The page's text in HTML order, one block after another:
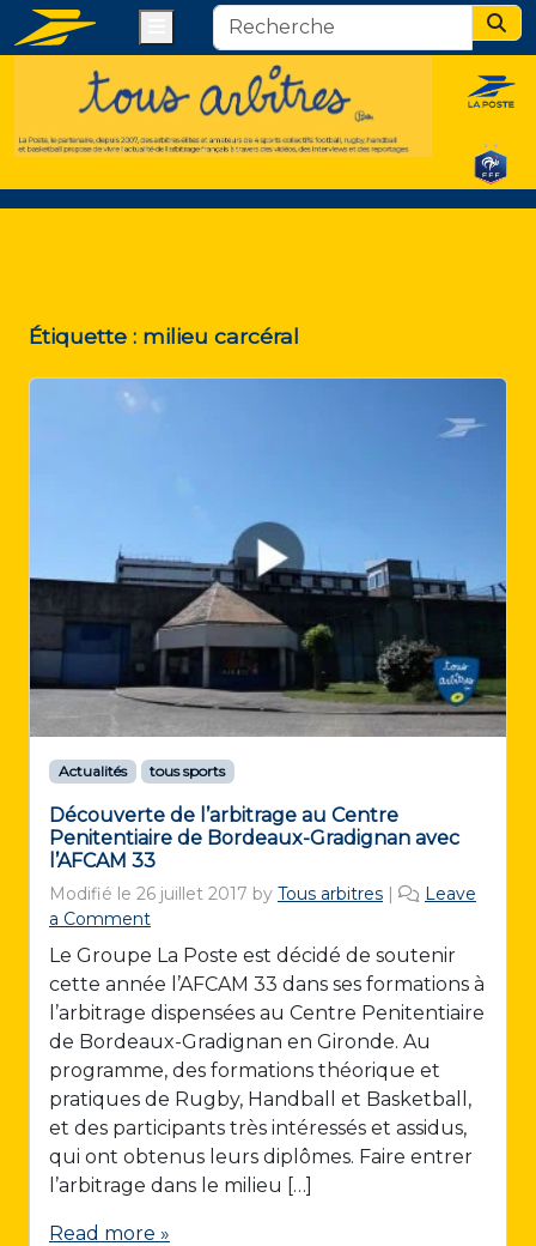
Étiquette : milieu carcéral
Actualités tous sports
Découverte de l’arbitrage au Centre
Penitentiaire de Bordeaux-Gradignan avec
l’AFCAM 33
Modifié le 26 juillet 2017 by Tous arbitres |
Leave
a Comment
Le Groupe La Poste est décidé de soutenir
cette année l’AFCAM 33 dans ses formations à
l’arbitrage dispensées au Centre Penitentiaire
de Bordeaux-Gradignan en Gironde. Au
programme, des formations théorique et
pratiques de Rugby, Handball et Basketball,
et des participants très intéressés et assidus,
qui ont obtenus leurs diplômes. Faire entrer
l’arbitrage dans le milieu […]
Read more »